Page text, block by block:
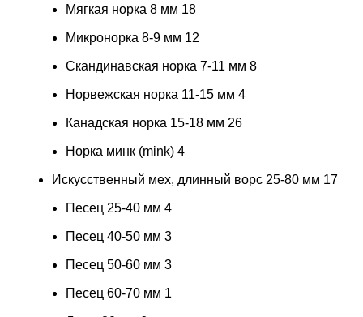
Мягкая норка 8 мм 18
Микронорка 8-9 мм 12
Скандинавская норка 7-11 мм 8
Норвежская норка 11-15 мм 4
Канадская норка 15-18 мм 26
Норка минк (mink) 4
Искусственный мех, длинный ворс 25-80 мм 17
Песец 25-40 мм 4
Песец 40-50 мм 3
Песец 50-60 мм 3
Песец 60-70 мм 1